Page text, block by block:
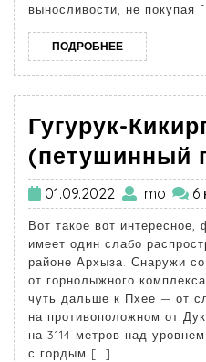
выносливости, не покупая
ПОДРОБНЕЕ
Гугурук-
(петушинный
01.09.2022 mo 6
Вот такое вот интересное,
имеет один слабо
районе Архыза. Снаружи
от горнолыжного
чуть дальше к Пхее — от
на противоположном от
на 3114 метров над
с гордым […]